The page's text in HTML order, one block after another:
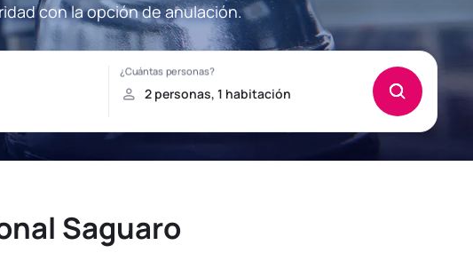
con la opción de anulación.
Saguaro